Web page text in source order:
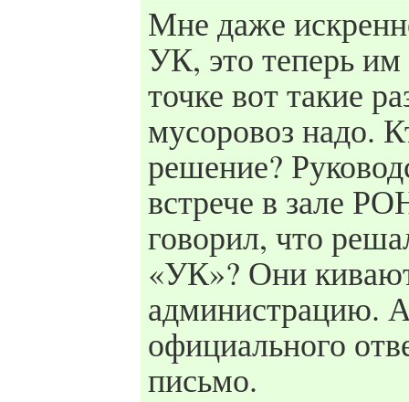
Мне даже
УК, это теперь
точке вот такие
мусоровоз надо.
решение?
встрече в зале
говорил, что
«УК»? Они
администрацию.
официального
письмо.